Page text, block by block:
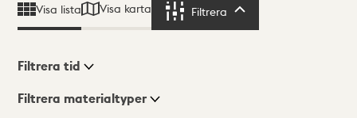
Visa lista Visa karta Filtrera
Visningsläge
Filtrera tid
Filtrera materialtyper